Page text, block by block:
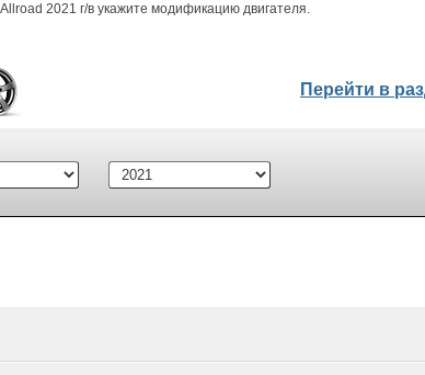
2021 г/в укажите модификацию двигателя.
Перейти в